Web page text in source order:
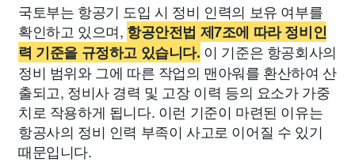
국토부는 항공기 도입 시 정비 인력의 보유 여부를
확인하고 있으며, 항공안전법 제7조에 따라 정비인
력 기준을 규정하고 있습니다. 이 기준은 항공회사의
정비 범위와 그에 따른 작업의 맨아워를 환산하여 산
출되고, 정비사 경력 및 고장 이력 등의 요소가 가중
치로 작용하게 됩니다. 이런 기준이 마련된 이유는
항공사의 정비 인력 부족이 사고로 이어질 수 있기
때문입니다.